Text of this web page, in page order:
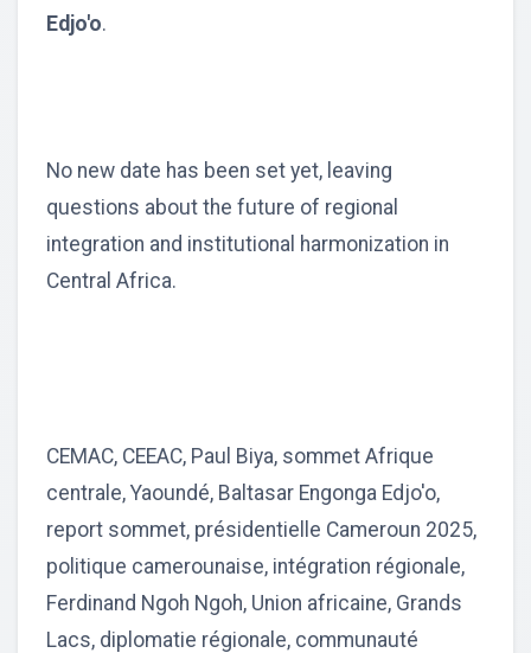
Edjo'o.
No new date has been set yet, leaving
questions about the future of regional
integration and institutional harmonization in
Central Africa.
CEMAC, CEEAC, Paul Biya, sommet Afrique
centrale, Yaoundé, Baltasar Engonga Edjo'o,
report sommet, présidentielle Cameroun 2025,
politique camerounaise, intégration régionale,
Ferdinand Ngoh Ngoh, Union africaine, Grands
Lacs, diplomatie régionale, communauté